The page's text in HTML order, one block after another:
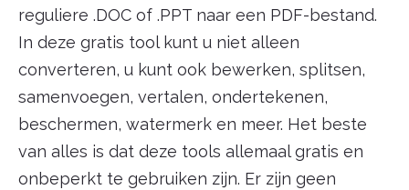
reguliere .DOC of .PPT naar een PDF-bestand.
In deze gratis tool kunt u niet alleen
converteren, u kunt ook bewerken, splitsen,
samenvoegen, vertalen, ondertekenen,
beschermen, watermerk en meer. Het beste
van alles is dat deze tools allemaal gratis en
onbeperkt te gebruiken zijn. Er zijn geen